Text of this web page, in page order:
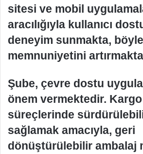
sitesi ve mobil
aracılığıyla kullanıcı
deneyim sunmakta,
memnuniyetini
Şube, çevre dostu
önem vermektedir. Kargo
süreçlerinde
sağlamak amacıyla, geri
dönüştürülebilir ambalaj